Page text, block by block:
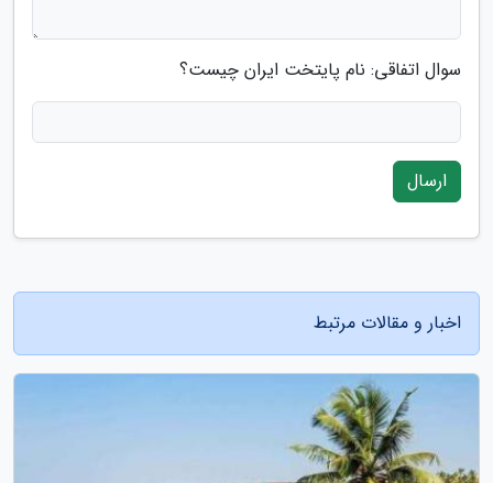
سوال اتفاقی: نام پایتخت ایران چیست؟
ارسال
اخبار و مقالات مرتبط